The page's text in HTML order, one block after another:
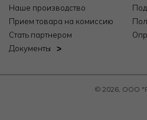
Наше производство
Прием товара на комиссию
Стать партнером
Документы
© 2026, ООО